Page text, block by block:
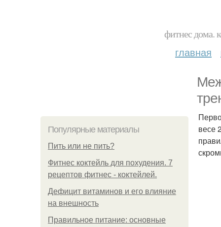
фитнес дома.
главная
Популярные материалы
Пить или не пить?
Фитнес коктейль для похудения. 7
рецептов фитнес - коктейлей.
Дефицит витаминов и его влияние
на внешность
Правильное питание: основные
весе